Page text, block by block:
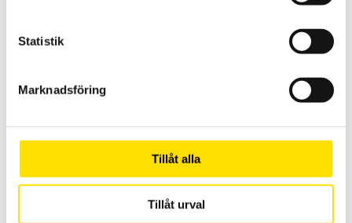
Statistik
Marknadsföring
Tillåt alla
Tillåt urval
Mecmesin Rotating Crimp Receptacle